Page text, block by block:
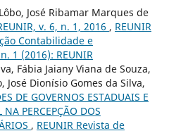
José Ribamar Marques de
v. 6, n. 1, 2016 , REUNIR
Contabilidade e
1 (2016): REUNIR
Fábia Jaiany Viana de Souza,
Dionísio Gomes da Silva,
DE GOVERNOS ESTADUAIS E
PERCEPÇÃO DOS
, REUNIR Revista de